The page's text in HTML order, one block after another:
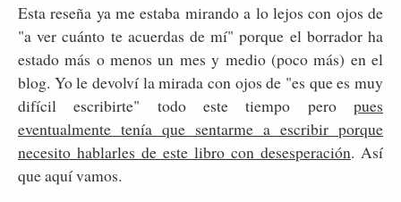
Esta reseña ya me estaba mirando a lo lejos con ojos de
"a ver cuánto te acuerdas de mí" porque el borrador ha
estado más o menos un mes y medio (poco más) en el
blog. Yo le devolví la mirada con ojos de "es que es muy
difícil escribirte" todo este tiempo pero pues
eventualmente tenía que sentarme a escribir porque
necesito hablarles de este libro con desesperación. Así
que aquí vamos.